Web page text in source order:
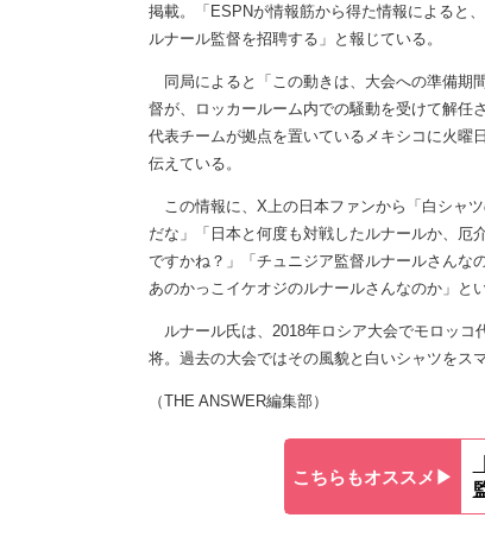
掲載。「ESPNが情報筋から得た情報によると
ルナール監督を招聘する」と報じている。
同局によると「この動きは、大会への準備期
督が、ロッカールーム内での騒動を受けて解任
代表チームが拠点を置いているメキシコに火曜
伝えている。
この情報に、X上の日本ファンから「白シャ
だな」「日本と何度も対戦したルナールか、
ですかね？」「チュニジア監督ルナールさんな
あのかっこイケオジのルナールさんなのか」と
ルナール氏は、2018年ロシア大会でモロッコ
将。過去の大会ではその風貌と白いシャツをス
（THE ANSWER編集部）
こちらもオススメ▶︎